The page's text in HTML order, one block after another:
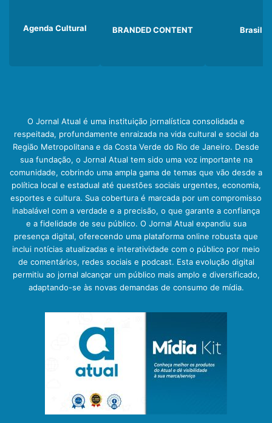
Agenda Cultural BRANDED CONTENT Brasil
O Jornal Atual é uma instituição jornalística consolidada e
respeitada, profundamente enraizada na vida cultural e social da
Região Metropolitana e da Costa Verde do Rio de Janeiro. Desde
sua fundação, o Jornal Atual tem sido uma voz importante na
comunidade, cobrindo uma ampla gama de temas que vão desde a
política local e estadual até questões sociais urgentes, economia,
esportes e cultura. Sua cobertura é marcada por um compromisso
inabalável com a verdade e a precisão, o que garante a confiança
e a fidelidade de seu público. O Jornal Atual expandiu sua
presença digital, oferecendo uma plataforma online robusta que
inclui notícias atualizadas e interatividade com o público por meio
de comentários, redes sociais e podcast. Esta evolução digital
permitiu ao jornal alcançar um público mais amplo e diversificado,
adaptando-se às novas demandas de consumo de mídia.